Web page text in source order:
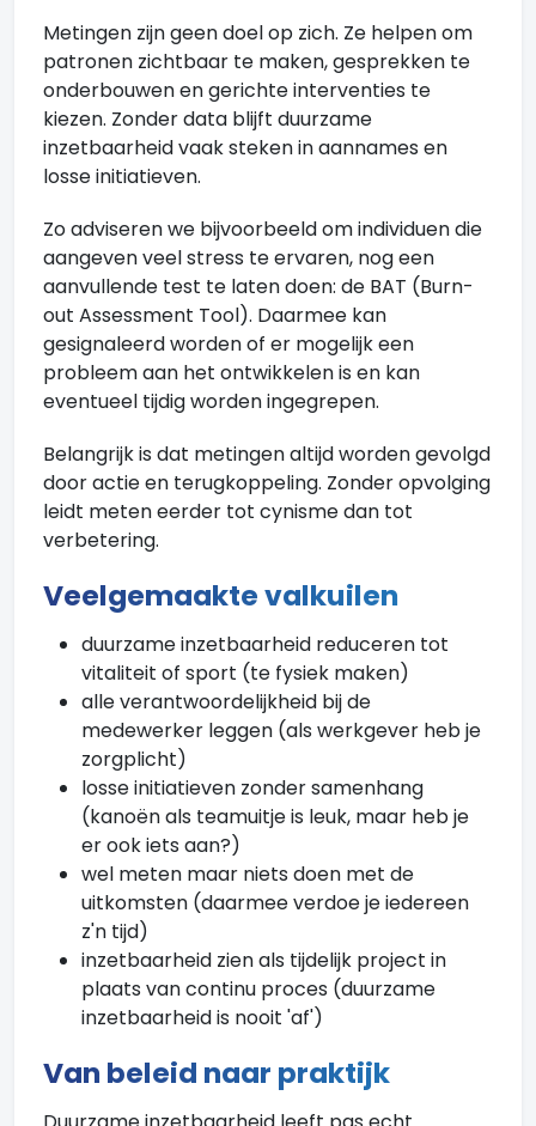
Metingen zijn geen doel op zich. Ze helpen om
patronen zichtbaar te maken, gesprekken te
onderbouwen en gerichte interventies te
kiezen. Zonder data blijft duurzame
inzetbaarheid vaak steken in aannames en
losse initiatieven.
Zo adviseren we bijvoorbeeld om individuen die
aangeven veel stress te ervaren, nog een
aanvullende test te laten doen: de BAT (Burn-
out Assessment Tool). Daarmee kan
gesignaleerd worden of er mogelijk een
probleem aan het ontwikkelen is en kan
eventueel tijdig worden ingegrepen.
Belangrijk is dat metingen altijd worden gevolgd
door actie en terugkoppeling. Zonder opvolging
leidt meten eerder tot cynisme dan tot
verbetering.
Veelgemaakte valkuilen
duurzame inzetbaarheid reduceren tot
vitaliteit of sport (te fysiek maken)
alle verantwoordelijkheid bij de
medewerker leggen (als werkgever heb je
zorgplicht)
losse initiatieven zonder samenhang
(kanoën als teamuitje is leuk, maar heb je
er ook iets aan?)
wel meten maar niets doen met de
uitkomsten (daarmee verdoe je iedereen
z'n tijd)
inzetbaarheid zien als tijdelijk project in
plaats van continu proces (duurzame
inzetbaarheid is nooit 'af')
Van beleid naar praktijk